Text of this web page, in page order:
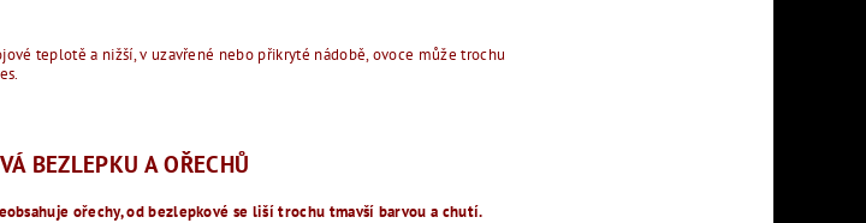
teplotě a nižší, v uzavřené nebo přikryté nádobě, ovoce může trochu
BEZLEPKU A OŘECHŮ
ořechy, od bezlepkové se liší trochu tmavší barvou a chutí.